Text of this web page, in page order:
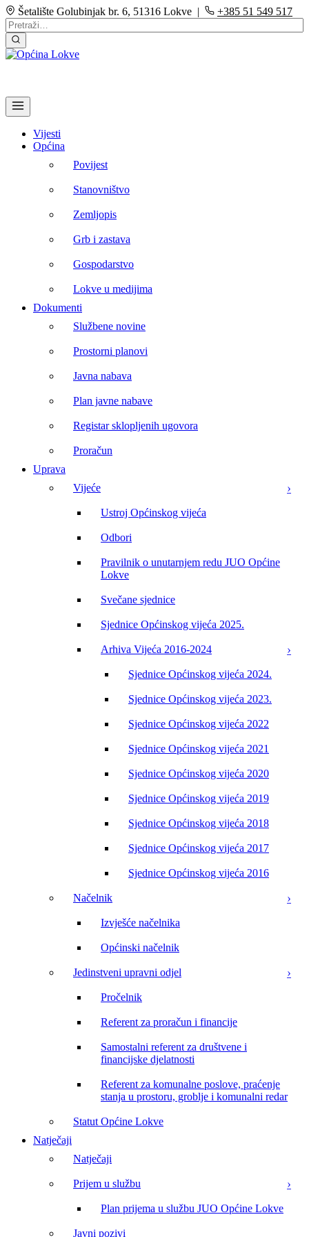
Šetalište Golubinjak br. 6, 51316 Lokve | +385 51 549 517
Vijesti
Općina
Povijest
Stanovništvo
Zemljopis
Grb i zastava
Gospodarstvo
Lokve u medijima
Dokumenti
Službene novine
Prostorni planovi
Javna nabava
Plan javne nabave
Registar sklopljenih ugovora
Proračun
Uprava
Vijeće
Ustroj Općinskog vijeća
Odbori
Pravilnik o unutarnjem redu JUO Općine
Lokve
Svečane sjednice
Sjednice Općinskog vijeća 2025.
Arhiva Vijeća 2016-2024
Sjednice Općinskog vijeća 2024.
Sjednice Općinskog vijeća 2023.
Sjednice Općinskog vijeća 2022
Sjednice Općinskog vijeća 2021
Sjednice Općinskog vijeća 2020
Sjednice Općinskog vijeća 2019
Sjednice Općinskog vijeća 2018
Sjednice Općinskog vijeća 2017
Sjednice Općinskog vijeća 2016
Načelnik
Izvješće načelnika
Općinski načelnik
Jedinstveni upravni odjel
Pročelnik
Referent za proračun i financije
Samostalni referent za društvene i
financijske djelatnosti
Referent za komunalne poslove, praćenje
stanja u prostoru, groblje i komunalni redar
Statut Općine Lokve
Natječaji
Natječaji
Prijem u službu
Plan prijema u službu JUO Općine Lokve
Javni pozivi